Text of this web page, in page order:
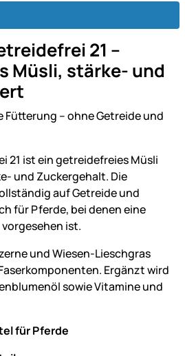
21 –
Müsli, stärke- und
Fütterung – ohne Getreide und
21 ist ein getreidefreies Müsli
und Zuckergehalt. Die
auf Getreide und
für Pferde, bei denen eine
ist.
und Wiesen-Lieschgras
Ergänzt wird
sowie Vitamine und
für Pferde